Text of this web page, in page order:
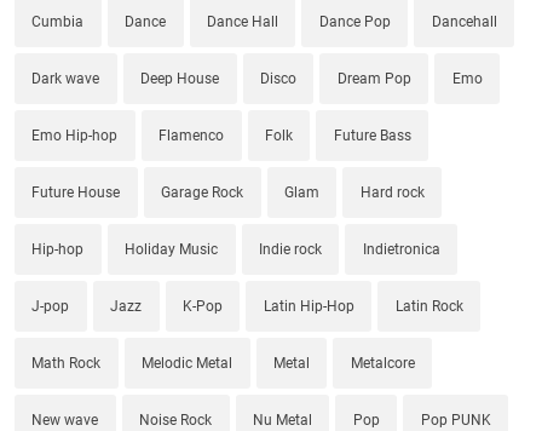
Cumbia Dance Dance Hall Dance Pop Dancehall
Dark wave Deep House Disco Dream Pop Emo
Emo Hip-hop Flamenco Folk Future Bass
Future House Garage Rock Glam Hard rock
Hip-hop Holiday Music Indie rock Indietronica
J-pop Jazz K-Pop Latin Hip-Hop Latin Rock
Math Rock Melodic Metal Metal Metalcore
New wave Noise Rock Nu Metal Pop Pop PUNK